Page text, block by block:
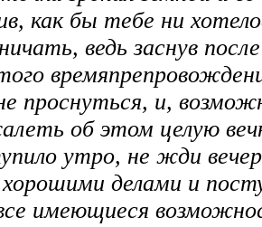
как бы тебе ни
ведь заснув
проснуться, и,
об этом целую
утро, не жди
хорошими делами и
имеющиеся